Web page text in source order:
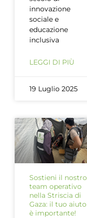
innovazione
sociale e
educazione
inclusiva
LEGGI DI PIÙ
19 Luglio 2025
Sostieni il nostro
team operativo
nella Striscia di
Gaza: il tuo aiuto
è importante!